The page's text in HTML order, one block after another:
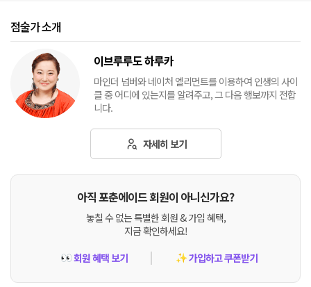
점술가 소개
이브루루도 하루카
마인더 넘버와 네이처 엘리먼트를 이용하여 인생의 사이
클 중 어디에 있는지를 알려주고, 그 다음 행보까지 전합
니다.
자세히 보기
아직 포춘에이드 회원이 아니신가요?
놓칠 수 없는 특별한 회원 & 가입 혜택,
지금 확인하세요!
👀회원 혜택 보기 ✨가입하고 쿠폰받기